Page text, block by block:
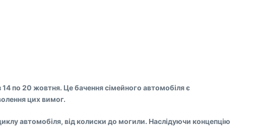
по 20 жовтня. Це бачення сімейного автомобіля є
цих вимог.
автомобіля, від колиски до могили. Наслідуючи концепцію